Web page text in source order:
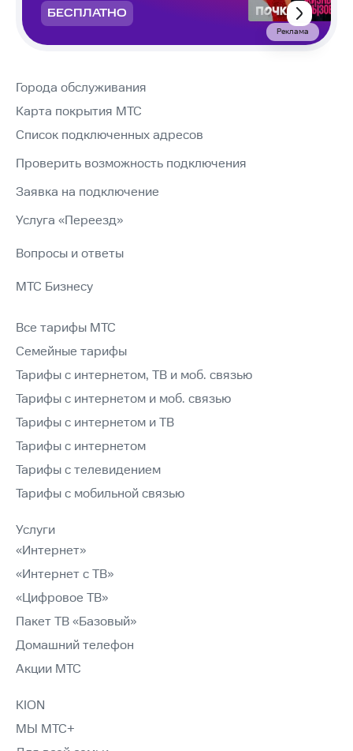
БЕСПЛАТНО
Реклама
Города обслуживания
Карта покрытия МТС
Список подключенных адресов
Проверить возможность подключения
Заявка на подключение
Услуга «Переезд»
Вопросы и ответы
МТС Бизнесу
Все тарифы МТС
Семейные тарифы
Тарифы с интернетом, ТВ и моб. связью
Тарифы с интернетом и моб. связью
Тарифы с интернетом и ТВ
Тарифы с интернетом
Тарифы с телевидением
Тарифы с мобильной связью
Услуги
«Интернет»
«Интернет с ТВ»
«Цифровое ТВ»
Пакет ТВ «Базовый»
Домашний телефон
Акции МТС
KION
МЫ МТС+